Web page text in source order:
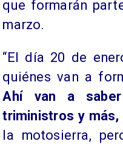
que formarán
marzo.
“El día 20 de
quiénes van a
Ahí van a
triministros y más,
la motosierra,